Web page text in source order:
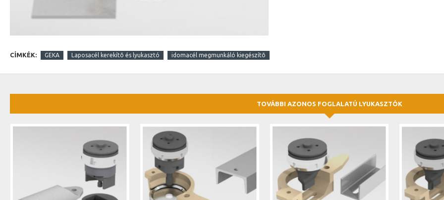
CÍMKÉK: GEKA Laposacél kerekítõ és lyukasztó idomacél megmunkáló kiegészítõ
TOVÁBBI AZONOS FOGLALATÚ LYUKASZTÓK